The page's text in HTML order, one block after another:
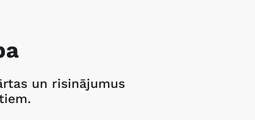
un risinājumus